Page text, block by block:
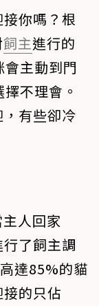
你嗎？根
飼主進行的
主動到門
不理會。
有些卻冷
人回家
了飼主調
達85%的貓
的只佔